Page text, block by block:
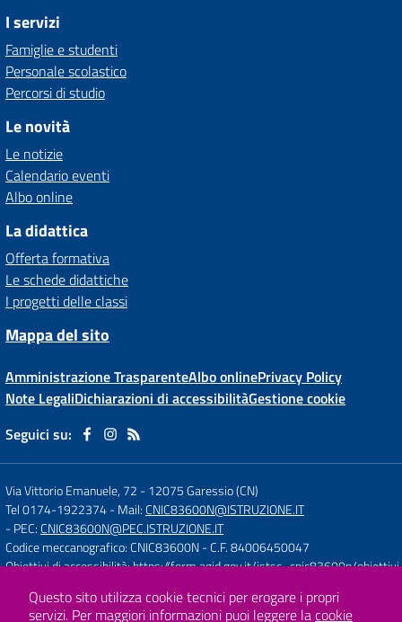
I servizi
Famiglie e studenti
Personale scolastico
Percorsi di studio
Le novità
Le notizie
Calendario eventi
Albo online
La didattica
Offerta formativa
Le schede didattiche
I progetti delle classi
Mappa del sito
Amministrazione TrasparenteAlbo onlinePrivacy Policy
Note LegaliDichiarazioni di accessibilitàGestione cookie
Seguici su:
Via Vittorio Emanuele, 72 -12075 Garessio (CN)
Tel 0174-1922374- Mail:CNIC83600N@ISTRUZIONE.IT
- PEC:CNIC83600N@PEC.ISTRUZIONE.IT
Codice meccanografico: CNIC83600N- C.F. 84006450047
Obiettivi di accessibilità:https://form.agid.gov.it/istsc_cnic83600n/obiettivi
Questo sito utilizza cookie tecnici per erogare i propri
servizi. Per maggiori informazioni puoi leggere lacookie